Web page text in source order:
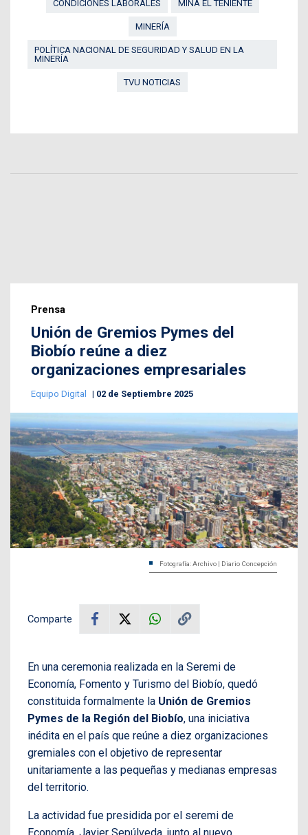
CONDICIONES LABORALES
MINA EL TENIENTE
MINERÍA
POLÍTICA NACIONAL DE SEGURIDAD Y SALUD EN LA
MINERÍA
TVU NOTICIAS
Prensa
Unión de Gremios Pymes del
Biobío reúne a diez
organizaciones empresariales
Equipo Digital 02 de Septiembre 2025
Fotografía: Archivo | Diario Concepción
Comparte
En una ceremonia realizada en la Seremi de
Economía, Fomento y Turismo del Biobío, quedó
constituida formalmente la Unión de Gremios
Pymes de la Región del Biobío, una iniciativa
inédita en el país que reúne a diez organizaciones
gremiales con el objetivo de representar
unitariamente a las pequeñas y medianas empresas
del territorio.
La actividad fue presidida por el seremi de